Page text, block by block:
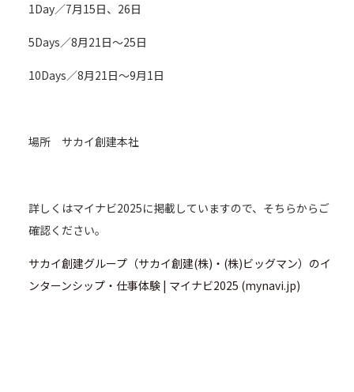
1Day／7月15日、26日
5Days／8月21日～25日
10Days／8月21日～9月1日
場所 サカイ創建本社
詳しくはマイナビ2025に掲載していますので、そちらからご
確認ください。
サカイ創建グループ（サカイ創建(株)・(株)ビッグマン）のイ
ンターンシップ・仕事体験 | マイナビ2025 (mynavi.jp)